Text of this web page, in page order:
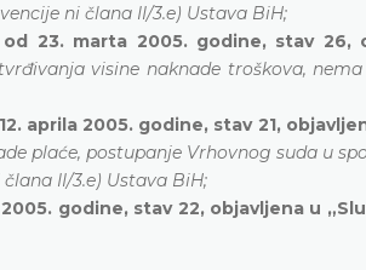
ni člana II/3.e) Ustava BiH;
23. marta 2005. godine, stav 26,
visine naknade troškova,
aprila 2005. godine, stav 21,
plaće, postupanje Vrhovnog suda u
II/3.e) Ustava BiH;
godine, stav 22, objavljena u